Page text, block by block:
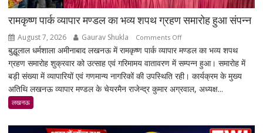
रामकृष्ण पार्क व्यापार मण्डल का भव्य शपथ ग्रहण समारोह हुआ संपन्न
August 7, 2026 Gaurav Shukla Comments Offon
रामकृष्ण
पार्क
व्यापार
मण्डल
शपथ
बुद्धूलाल धर्मशाला अमीनाबाद लखनऊ में रामकृष्ण पार्क व्यापार मण्डल का भव्य शपथ
ग्रहण समारोह शुक्रवार को उत्साह एवं गरिमामय वातावरण में सम्पन्न हुआ। समारोह में
बड़ी संख्या में व्यापारियों एवं गणमान्य नागरिकों की उपस्थिति रही। कार्यक्रम के मुख्य
अतिथि लखनऊ व्यापार मण्डल के चेयरमैन राजेन्द्र कुमार अग्रवाल, अध्यक्ष...
लखनऊ